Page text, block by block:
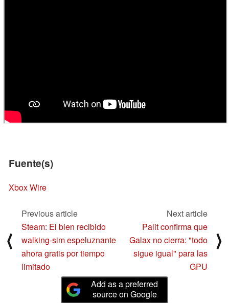
Fuente(s)
Xbox Wire
⟨
Previous article
Steam: El bien recibido
walking-sim espeluznante
ahora gratis por tiempo
limitado
Next article
Palit confirma que
Galax no cierra: "todo
sigue igual" para las
GPU
⟩
Add as a preferred
source on Google